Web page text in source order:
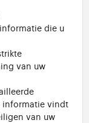
die u
van uw
informatie vindt
van uw